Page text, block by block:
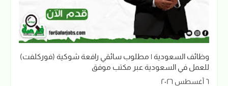
وظائف السعودية | مطلوب سائقي رافعة شوكية (فوركلفت)
للعمل في السعودية عبر مكتب موفق
٦ أغسطس ٢٠٢٦